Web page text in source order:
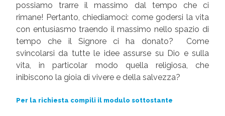
possiamo trarre il massimo dal tempo che ci
rimane! Pertanto, chiediamoci: come godersi la vita
con entusiasmo traendo il massimo nello spazio di
tempo che il Signore ci ha donato? Come
svincolarsi da tutte le idee assurse su Dio e sulla
vita, in particolar modo quella religiosa, che
inibiscono la gioia di vivere e della salvezza?
Per la richiesta compili il modulo sottostante